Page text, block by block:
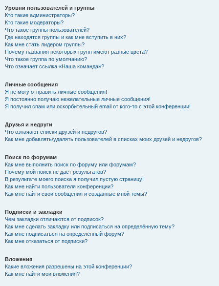
Уровни пользователей и группы
Кто такие администраторы?
Кто такие модераторы?
Что такое группы пользователей?
Где находятся группы и как мне вступить в них?
Как мне стать лидером группы?
Почему названия некоторых групп имеют разные цвета?
Что такое группа по умолчанию?
Что означает ссылка «Наша команда»?
Личные сообщения
Я не могу отправить личные сообщения!
Я постоянно получаю нежелательные личные сообщения!
Я получил спам или оскорбительный email от кого-то с этой конференции!
Друзья и недруги
Что означают списки друзей и недругов?
Как мне добавлять/удалять пользователей в списках моих друзей и недругов?
Поиск по форумам
Как мне выполнить поиск по форуму или форумам?
Почему мой поиск не даёт результатов?
В результате моего поиска я получил пустую страницу!
Как мне найти пользователя конференции?
Как мне найти свои сообщения и созданные мной темы?
Подписки и закладки
Чем закладки отличаются от подписок?
Как мне сделать закладку или подписаться на определённую тему?
Как мне подписаться на определённый форум?
Как мне отказаться от подписки?
Вложения
Какие вложения разрешены на этой конференции?
Как мне найти мои вложения?